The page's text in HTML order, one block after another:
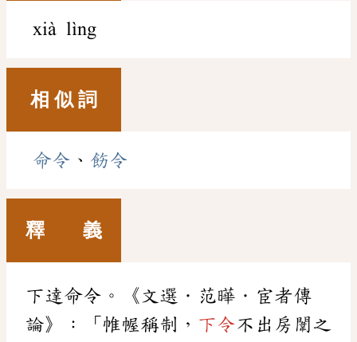
xià lìng
相 似 詞
命令 、 飭令
釋 義
下達命令。《文選．范曄．宦者傳
論》：「帷幄稱制， 下令不出房闈之